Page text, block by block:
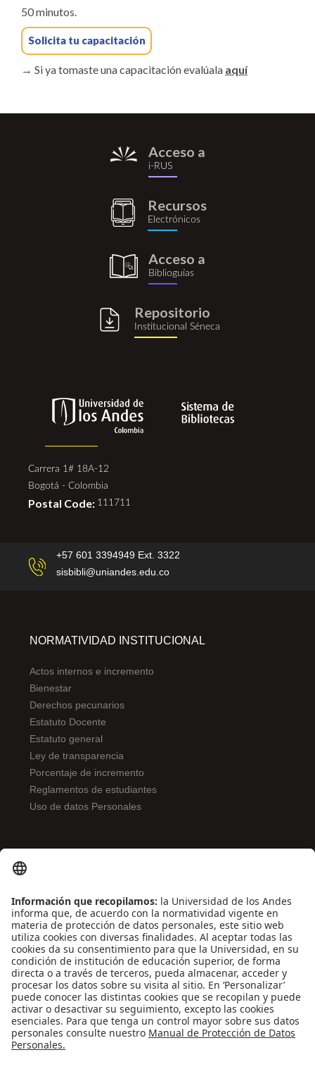
50 minutos.
Solicita tu capacitación
→ Si ya tomaste una capacitación evalúala aquí
i-
rus.png
Acceso a
i-RUS
recursos_electronicos.png
Recursos
Electrónicos
biblioguia.png
Acceso a
Biblioguías
Repositorio
Institucional Séneca
Carrera 1# 18A-12
Bogotá - Colombia
Postal Code: 111711
+57 601 3394949 Ext. 3322
sisbibli@uniandes.edu.co
NORMATIVIDAD INSTITUCIONAL
Actos internos e incremento
Bienestar
Derechos pecunarios
Estatuto Docente
Estatuto general
Ley de transparencia
Porcentaje de incremento
Reglamentos de estudiantes
Uso de datos Personales
Contáctenos
Biblioguías
Preguntas frecuentes
Capacitación
Directrices
Entretenimiento
Compra de libros y material audiovisual